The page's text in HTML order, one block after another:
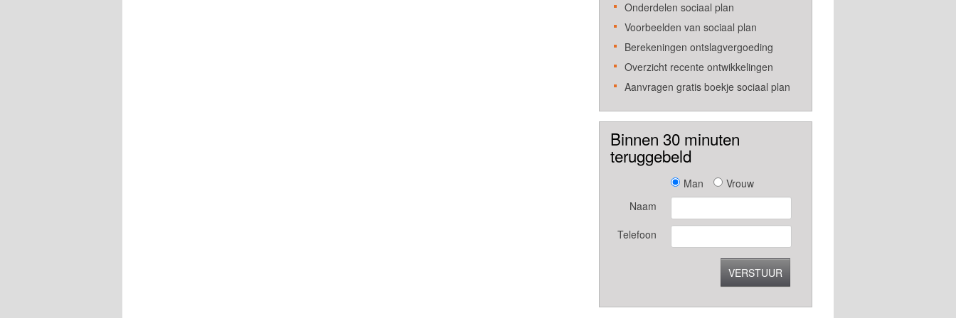
Onderdelen sociaal plan
Voorbeelden van sociaal plan
Berekeningen ontslagvergoeding
Overzicht recente ontwikkelingen
Aanvragen gratis boekje sociaal plan
Binnen 30 minuten
teruggebeld
Man
Vrouw
Naam
Telefoon
VERSTUUR